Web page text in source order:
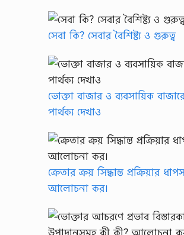
সেবা কি? সেবার বৈশিষ্ট্য ও গুরুত্ব
ভোক্তা বাজার ও ব্যবসায়িক
পার্থক্য দেখাও
ক্রেতার ক্রয় সিদ্ধান্ত প্রক্রিয়ার
আলোচনা কর।